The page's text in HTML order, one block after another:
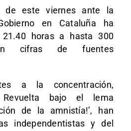
de este viernes ante la
en Cataluña ha
horas a hasta 300
cifras de fuentes
a la concentración,
Revuelta bajo el lema
de la amnistía!’, han
independentistas y del